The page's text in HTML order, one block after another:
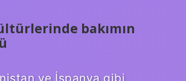
bakımın
ve İspanya gibi